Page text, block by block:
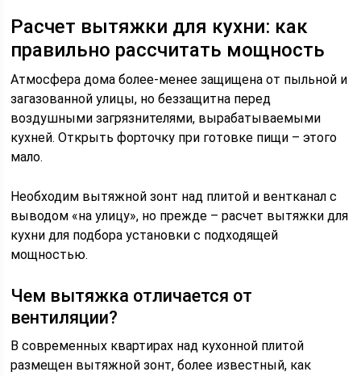
Расчет вытяжки для кухни: как
правильно рассчитать мощность
Атмосфера дома более-менее защищена от пыльной и
загазованной улицы, но беззащитна перед
воздушными загрязнителями, вырабатываемыми
кухней. Открыть форточку при готовке пищи – этого
мало.
Необходим вытяжной зонт над плитой и вентканал с
выводом «на улицу», но прежде – расчет вытяжки для
кухни для подбора установки с подходящей
мощностью.
Чем вытяжка отличается от
вентиляции?
В современных квартирах над кухонной плитой
размещен вытяжной зонт, более известный, как